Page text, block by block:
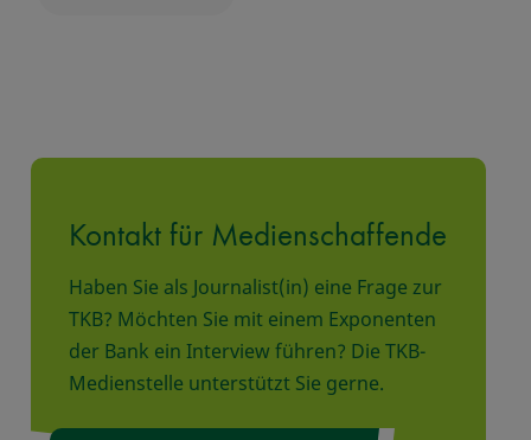
Kontakt für Medienschaffende
Haben Sie als Journalist(in) eine Frage zur
TKB? Möchten Sie mit einem Exponenten
der Bank ein Interview führen? Die TKB-
Medienstelle unterstützt Sie gerne.